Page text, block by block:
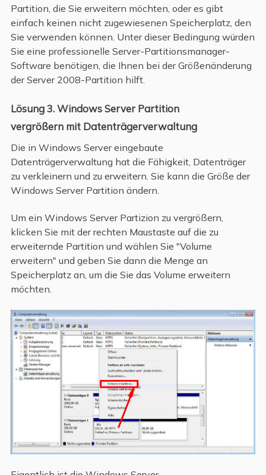
Partition, die Sie erweitern möchten, oder es gibt
einfach keinen nicht zugewiesenen Speicherplatz, den
Sie verwenden können. Unter dieser Bedingung würden
Sie eine professionelle Server-Partitionsmanager-
Software benötigen, die Ihnen bei der Größenänderung
der Server 2008-Partition hilft.
Lösung 3. Windows Server Partition
vergrößern mit Datenträgerverwaltung
Die in Windows Server eingebaute
Datenträgerverwaltung hat die Fähigkeit, Datenträger
zu verkleinern und zu erweitern. Sie kann die Größe der
Windows Server Partition ändern.
Um ein Windows Server Partizion zu vergrößern,
klicken Sie mit der rechten Maustaste auf die zu
erweiternde Partition und wählen Sie "Volume
erweitern" und geben Sie dann die Menge an
Speicherplatz an, um die Sie das Volume erweitern
möchten.